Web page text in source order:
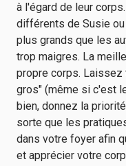
à l'égard de leur
différents de Susie
plus grands que les
trop maigres. La
propre corps. Laissez
gros" (même si c'est
bien, donnez la
sorte que les
dans votre foyer afin
et apprécier votre